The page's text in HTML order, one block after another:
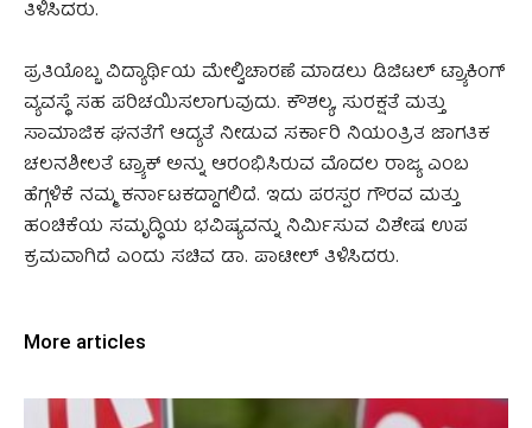
ತಿಳಿಸಿದರು.
ಪ್ರತಿಯೊಬ್ಬ ವಿದ್ಯಾರ್ಥಿಯ ಮೇಲ್ವಿಚಾರಣೆ ಮಾಡಲು ಡಿಜಿಟಲ್ ಟ್ರ್ಯಾಕಿಂಗ್
ವ್ಯವಸ್ಥೆ ಸಹ ಪರಿಚಯಿಸಲಾಗುವುದು. ಕೌಶಲ್ಯ, ಸುರಕ್ಷತೆ ಮತ್ತು
ಸಾಮಾಜಿಕ ಘನತೆಗೆ ಆದ್ಯತೆ ನೀಡುವ ಸರ್ಕಾರಿ ನಿಯಂತ್ರಿತ ಜಾಗತಿಕ
ಚಲನಶೀಲತೆ ಟ್ರ್ಯಾಕ್ ಅನ್ನು ಆರಂಭಿಸಿರುವ ಮೊದಲ ರಾಜ್ಯ ಎಂಬ
ಹೆಗ್ಗಳಿಕೆ ನಮ್ಮ ಕರ್ನಾಟಕದ್ದಾಗಲಿದೆ. ಇದು ಪರಸ್ಪರ ಗೌರವ ಮತ್ತು
ಹಂಚಿಕೆಯ ಸಮೃದ್ಧಿಯ ಭವಿಷ್ಯವನ್ನು ನಿರ್ಮಿಸುವ ವಿಶೇಷ ಉಪ
ಕ್ರಮವಾಗಿದೆ ಎಂದು ಸಚಿವ ಡಾ.‌ ಪಾಟೀಲ್‌ ತಿಳಿಸಿದರು.
More articles